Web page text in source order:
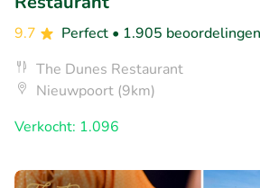
9.7 Perfect • 1.905 beoordelingen
The Dunes Restaurant
Nieuwpoort (9km)
Verkocht: 1.096